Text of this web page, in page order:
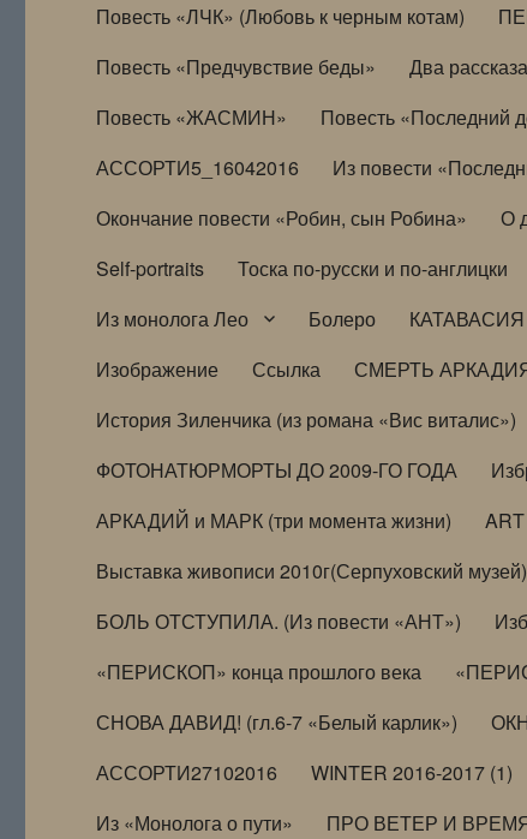
Повесть «ЛЧК» (Любовь к черным котам)
Повесть «Предчувствие беды»
Два
Повесть «ЖАСМИН»
Повесть «Последний
АССОРТИ5_16042016
Из повести
Окончание повести «Робин, сын Робина»
О
Self-portraits
Тоска по-русски и по-англицки
Из монолога Лео
Болеро КАТАВАСИЯ
Изображение
Ссылка СМЕРТЬ
История Зиленчика (из романа «Вис виталис»)
ФОТОНАТЮРМОРТЫ ДО 2009-ГО ГОДА
АРКАДИЙ и МАРК (три момента жизни)
Выставка живописи 2010г(Серпуховский музей)
БОЛЬ ОТСТУПИЛА. (Из повести «АНТ»)
«ПЕРИСКОП» конца прошлого века
СНОВА ДАВИД! (гл.6-7 «Белый карлик»)
АССОРТИ27102016
WINTER 2016-2017 (1)
Из «Монолога о пути»
ПРО ВЕТЕР И ВРЕМЯ